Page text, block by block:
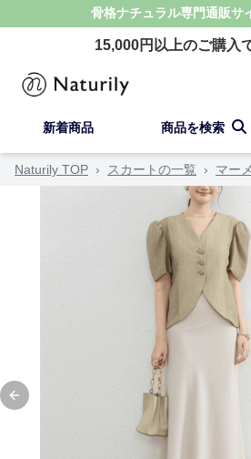
骨格ナチュラル専門通販サ
15,000円以上のご購入
新着商品 商品を検索
Naturily TOP › スカートの一覧 › マー
Previous slide